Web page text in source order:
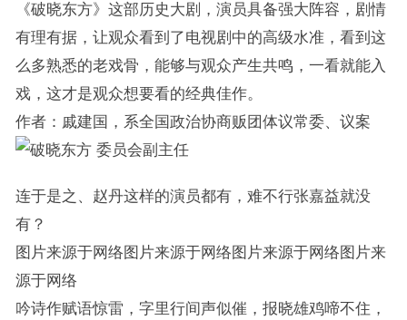
《破晓东方》这部历史大剧，演员具备强大阵容，剧情
有理有据，让观众看到了电视剧中的高级水准，看到这
么多熟悉的老戏骨，能够与观众产生共鸣，一看就能入
戏，这才是观众想要看的经典佳作。
作者：戚建国，系全国政治协商贩团体议常委、议案
委员会副主任
连于是之、赵丹这样的演员都有，难不行张嘉益就没
有？
图片来源于网络图片来源于网络图片来源于网络图片来
源于网络
吟诗作赋语惊雷，字里行间声似催，报晓雄鸡啼不住，